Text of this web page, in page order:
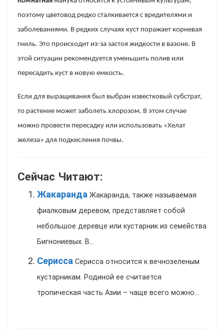
поэтому цветовод редко сталкивается с вредителями и
заболеваниями. В редких случаях куст поражает корневая
гниль. Это происходит из-за застоя жидкости в вазоне. В
этой ситуации рекомендуется уменьшить полив или
пересадить куст в новую емкость.
Если для выращивания был выбран известковый субстрат,
то растение может заболеть хлорозом. В этом случае
можно провести пересадку или использовать «Хелат
железа» для подкисления почвы.
Сейчас Читают:
Жакаранда Жакаранда, также называемая
фиалковым деревом, представляет собой
небольшое деревце или кустарник из семейства
Бигнониевых. В...
Серисса Серисса относится к вечнозеленым
кустарникам. Родиной ее считается
тропическая часть Азии – чаще всего можно...